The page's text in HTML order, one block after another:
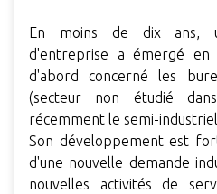
En moins de dix ans,
d'entreprise a émergé en
d'abord concerné les
(secteur non étudié
récemment le semi-
Son développement est
d'une nouvelle demande
nouvelles activités de